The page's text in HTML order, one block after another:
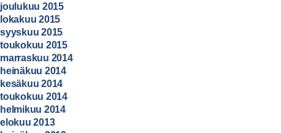
joulukuu 2015
lokakuu 2015
syyskuu 2015
toukokuu 2015
marraskuu 2014
heinäkuu 2014
kesäkuu 2014
toukokuu 2014
helmikuu 2014
elokuu 2013